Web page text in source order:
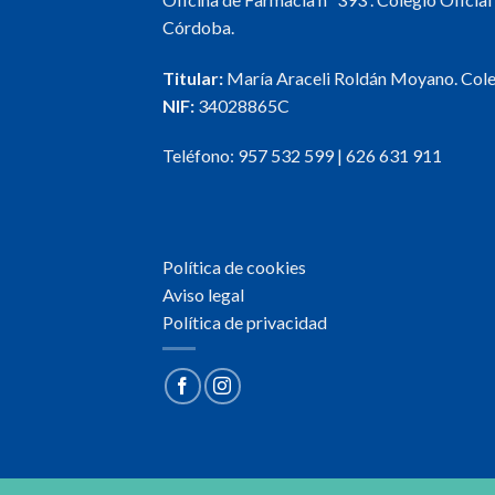
opciones
elegir
producto
Córdoba.
Titular: María Araceli Roldán Moyano.
NIF: 34028865C
Teléfono: 957 532 599| 626 631 911
Política de cookies
Aviso legal
Política de privacidad